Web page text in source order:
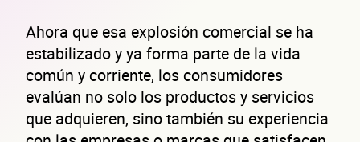
Ahora que esa explosión comercial se ha
estabilizado y ya forma parte de la vida
común y corriente, los consumidores
evalúan no solo los productos y servicios
que adquieren, sino también su experiencia